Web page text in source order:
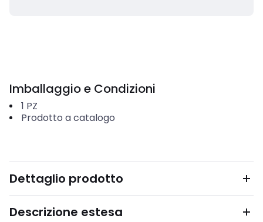
Imballaggio e Condizioni
1 PZ
Prodotto a catalogo
Dettaglio prodotto
Descrizione estesa